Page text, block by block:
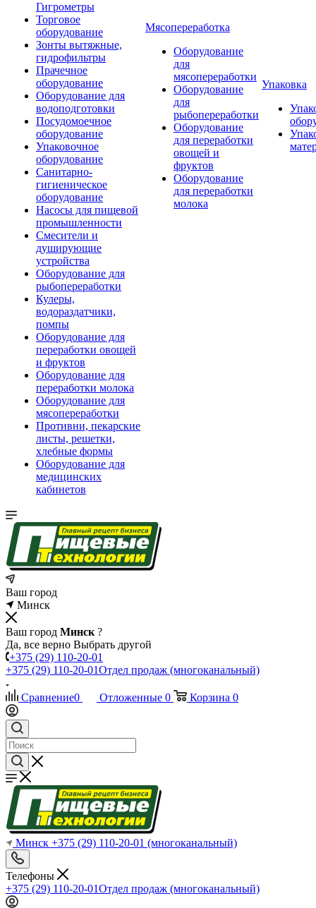
Гигрометры
Торговое
оборудование
Зонты вытяжные,
гидрофильтры
Прачечное
оборудование
Оборудование для
водоподготовки
Посудомоечное
оборудование
Упаковочное
оборудование
Санитарно-
гигиеническое
оборудование
Насосы для пищевой
промышленности
Смесители и
душирующие
устройства
Оборудование для
рыбопереработки
Кулеры,
водораздатчики,
помпы
Оборудование для
переработки овощей
и фруктов
Оборудование для
переработки молока
Оборудование для
мясопереработки
Противни, пекарские
листы, решетки,
хлебные формы
Оборудование для
медицинских
кабинетов
Мясопереработка
Оборудование
для
мясопереработки
Оборудование
для
рыбопереработки
Оборудование
для переработки
овощей и
фруктов
Оборудование
для переработки
молока
Упаковка
Ваш город
Минск
Ваш город Минск ?
Да, все верно Выбрать другой
+375 (29) 110-20-01
+375 (29) 110-20-01Отдел продаж (многоканальный)
Сравнение0 Отложенные 0 Корзина 0
Минск +375 (29) 110-20-01 (многоканальный)
Телефоны
+375 (29) 110-20-01Отдел продаж (многоканальный)